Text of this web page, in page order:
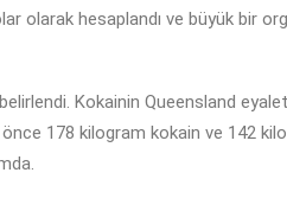
olarak hesaplandı ve büyük bir
Kokainin Queensland
önce 178 kilogram kokain ve 142